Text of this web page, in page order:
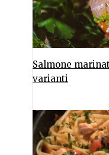
Salmone
varianti